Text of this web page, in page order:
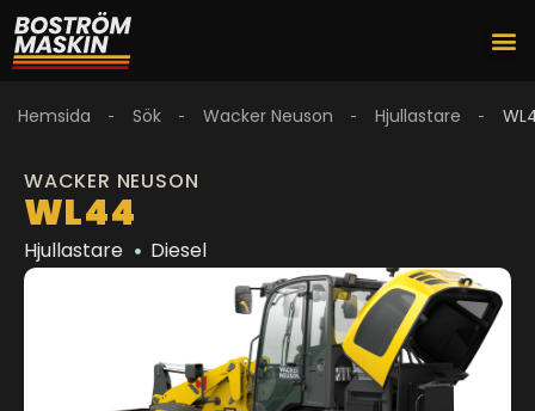
Hemsida Sök Wacker Neuson Hjullastare
WACKER NEUSON
WL44
Hjullastare Diesel